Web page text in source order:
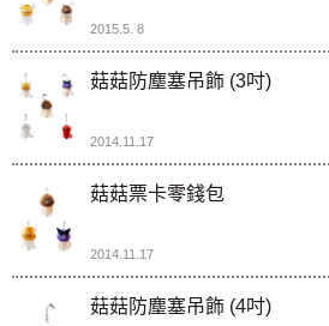
2015.5. 8
菇菇防塵塞吊飾 (3吋)
2014.11.17
菇菇票卡零錢包
2014.11.17
菇菇防塵塞吊飾 (4吋)